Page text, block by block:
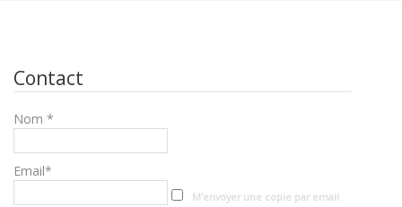
Contact
Nom *
Email*
M'envoyer une copie par email